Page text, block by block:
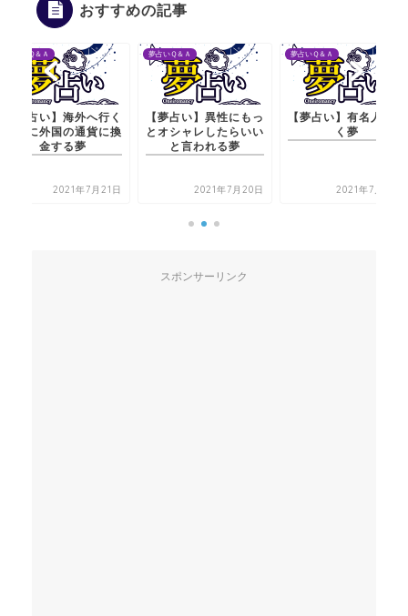
おすすめの記事
夢占いＱ＆Ａ
【夢占い】海外へ行く
ために外国の通貨に換
金する夢
2021年7月21日
夢占いＱ＆Ａ
【夢占い】異性にもっ
とオシャレしたらいい
と言われる夢
2021年7月20日
夢占いＱ＆Ａ
【夢占い】有名人と歩
く夢
2021年7月20日
スポンサーリンク